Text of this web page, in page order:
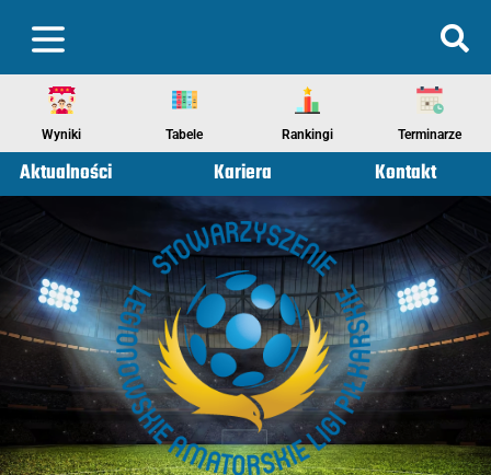
Wyniki Tabele Rankingi Terminarze
Aktualności Kariera Kontakt